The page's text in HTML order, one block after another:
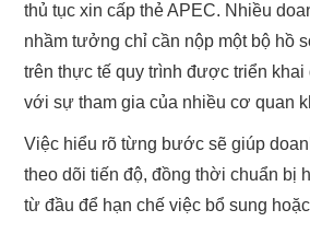
thủ tục xin cấp thẻ APEC. Nhiều
nhầm tưởng chỉ cần nộp một bộ hồ
trên thực tế quy trình được triển khai
với sự tham gia của nhiều cơ quan
Việc hiểu rõ từng bước sẽ giúp
theo dõi tiến độ, đồng thời chuẩn bị
từ đầu để hạn chế việc bổ sung